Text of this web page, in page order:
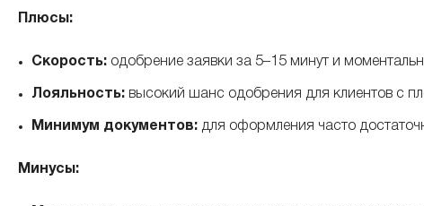
Плюсы:
Скорость: одобрение заявки за 5–15 минут и
Лояльность: высокий шанс одобрения для клиентов с
Минимум документов: для оформления часто
Минусы: